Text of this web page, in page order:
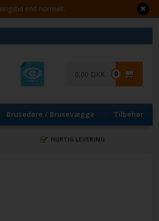
end normalt.
0
0,00 DKK
Brusedøre / Brusevægge Tilbehør
HURTIG LEVERING